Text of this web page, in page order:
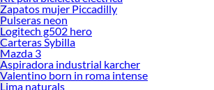
Zapatos mujer Piccadilly
Pulseras neon
Logitech g502 hero
Carteras Sybilla
Mazda 3
Aspiradora industrial karcher
Valentino born in roma intense
Lima naturals